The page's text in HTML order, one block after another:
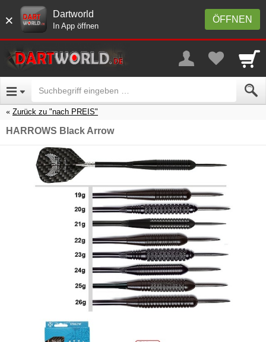
× ÖFFNEN
Dartworld
In App öffnen
Zurück zu "nach PREIS"
HARROWS Black Arrow